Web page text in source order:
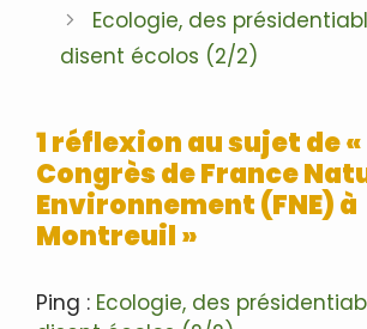
Ecologie, des
disent écolos (2/2)
1 réflexion au sujet de «
Congrès de France
Environnement (FNE) à
Montreuil »
Ping : Ecologie, des